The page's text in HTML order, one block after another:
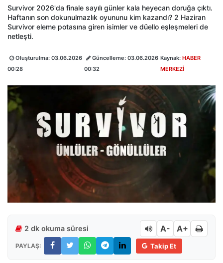
Survivor 2026'da finale sayılı günler kala heyecan doruğa çıktı.
Haftanın son dokunulmazlık oyununu kim kazandı? 2 Haziran
Survivor eleme potasına giren isimler ve düello eşleşmeleri de
netleşti.
Oluşturulma: 03.06.2026
00:28
Güncelleme:03.06.2026
00:32
Kaynak:HABER
MERKEZİ
2 dk okuma süresi A- A+
PAYLAŞ: Takip Et